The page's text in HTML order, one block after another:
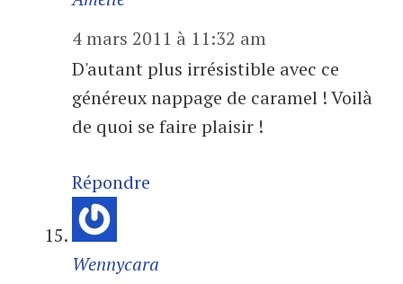
4 mars 2011 à 11:32 am
D'autant plus irrésistible avec ce
généreux nappage de caramel ! Voilà
de quoi se faire plaisir !
Répondre
Wennycara